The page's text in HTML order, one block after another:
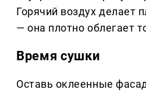
Горячий воздух делает
— она плотно облегает
Время сушки
Оставь оклеенные